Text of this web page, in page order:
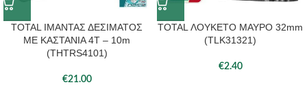
TOTAL ΙΜΑΝΤΑΣ ΔΕΣΙΜΑΤΟΣ
ΜΕ ΚΑΣΤΑΝΙΑ 4Τ – 10m
(THTRS4101)
€21.00
TOTAL ΛΟΥΚΕΤΟ ΜΑΥΡΟ 32mm
(TLK31321)
€2.40